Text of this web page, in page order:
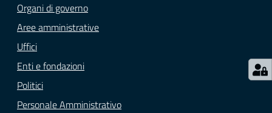
Organi di governo
Aree amministrative
Uffici
Enti e fondazioni
Politici
Personale Amministrativo